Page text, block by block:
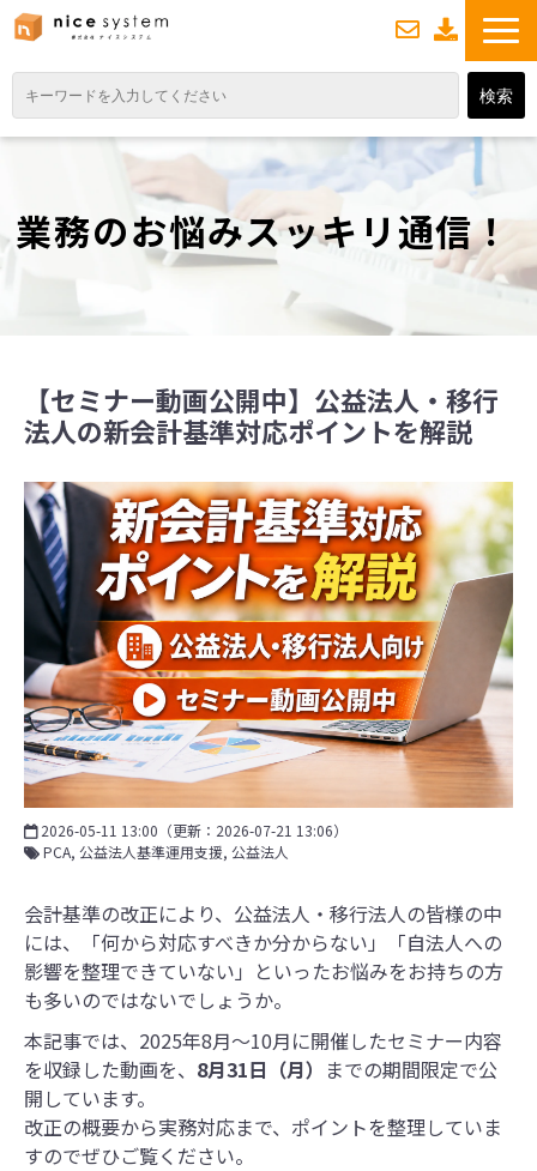
TOP
サービス紹介
業務DXソリューション
業務から探す
よくあるご質問
業務のお悩みスッキリ通信！
【セミナー動画公開中】公益法人・移行
法人の新会計基準対応ポイントを解説
2026-05-11 13:00 （更新： 2026-07-21 13:06）
PCA 公益法人基準運用支援 公益法人
会計基準の改正により、公益法人・移行法人の皆様の中
には、「何から対応すべきか分からない」「自法人への
影響を整理できていない」といったお悩みをお持ちの方
も多いのではないでしょうか。
本記事では、2025年8月～10月に開催したセミナー内容
を収録した動画を、 8月31日（月） までの期間限定で公
開しています。
改正の概要から実務対応まで、ポイントを整理していま
すのでぜひご覧ください。